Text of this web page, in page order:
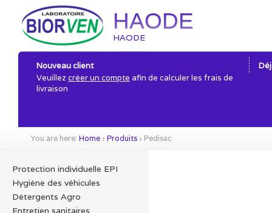
HAODE
HAODE
Nouveau client
Veuillez créer un compte afin de calculer les frais de
livraison
You are here: Home › Produits › Pedisac
Protection individuelle EPI
Hygiène des véhicules
Détergents Agro
Entretien sanitaires